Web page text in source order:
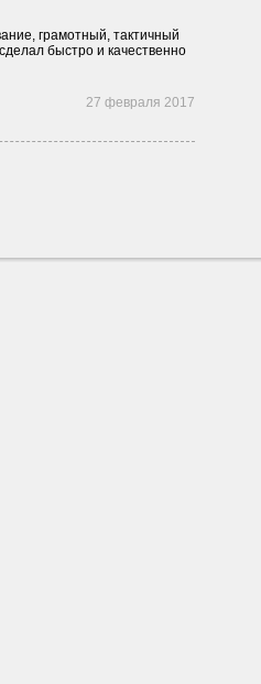
грамотный, тактичный
быстро и качественно
27 февраля 2017